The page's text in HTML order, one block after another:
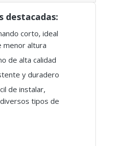
destacadas:
corto, ideal
menor altura
de alta calidad
y duradero
de instalar,
tipos de